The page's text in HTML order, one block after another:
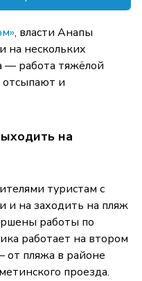
, власти Анапы
на нескольких
— работа тяжёлой
и
на
туристам с
и на заходить на пляж
работы по
работает на втором
от пляжа в районе
проезда.